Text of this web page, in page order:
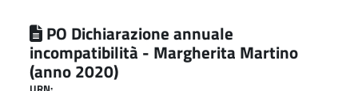
PO Dichiarazione annuale
incompatibilità - Margherita Martino
(anno 2020)